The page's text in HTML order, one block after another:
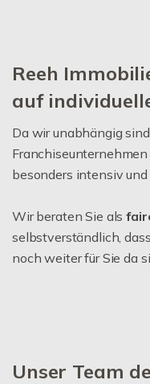
Reeh
auf
Da wir unabhängig
besonders intensiv und
Wir beraten Sie als
selbstverständlich,
noch weiter für Sie da
Unser Team